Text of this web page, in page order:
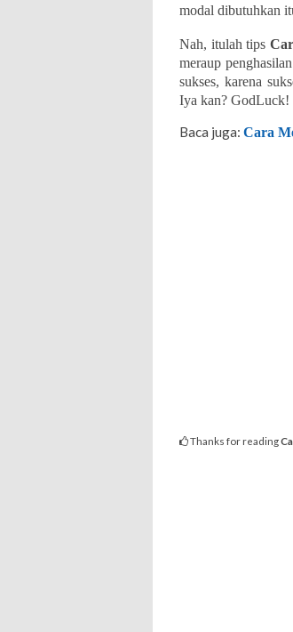
modal dibutuhkan
Nah, itulah tips
meraup
sukses, karena
Iya kan? GodLuck!
Baca juga: Cara
Thanks for reading